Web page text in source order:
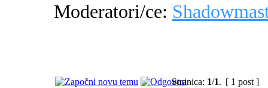
Moderatori/ce:
Stranica: 1/1. [ 1 post ]